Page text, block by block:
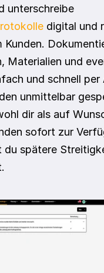
digital und
Kunden.
Materialien und
und schnell per
unmittelbar
dir als auf
sofort zur
du spätere